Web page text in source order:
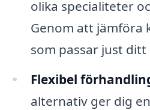
olika specialiteter
Genom att jämföra
som passar just
Flexibel
alternativ ger dig